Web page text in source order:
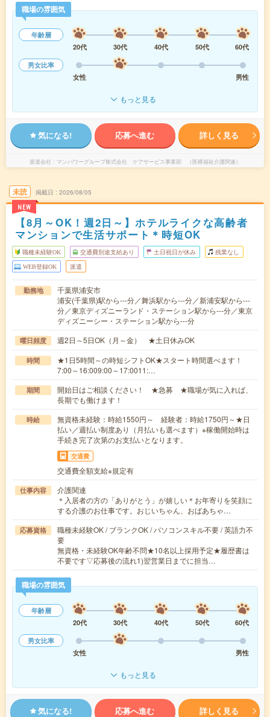
職場の雰囲気
年齢層
20代
30代 40代 50代
60代
男女比率
女性
男性
もっと見る
気になる! 応募へ進む 詳しく見る
派遣会社 マンパワーグループ株式会社 ケアサービス事業部 （医療福祉介護関連）
未読
NEW
掲載日 2026/08/05
【8月～OK！週2日～】ホテルライクな高齢者
マンションで生活サポート＊時短OK
職種未経験OK 交通費別途支給あり 土日祝日が休み 残業なし
WEB登録OK 派遣
勤務地
千葉県浦安市
浦安(千葉県)駅から---分／舞浜駅から---分／新浦安駅から---
分／東京ディズニーランド・ステーション駅から---分／東京
ディズニーシー・ステーション駅から---分
曜日頻度 週2日～5日OK（月～金） ★土日休みOK
時間
★1日5時間～の時短シフトOK★スタート時間選べます！
7:00～16:009:00～17:0011:…
期間
開始日はご相談ください！ ★急募 ★職場が気に入れば、
長期でも働けます！
時給
無資格未経験：時給1550円～ 経験者：時給1750円～★日
払い／週払い制度あり（月払いも選べます）※稼働開始時は
手続き完了次第のお支払いとなります。
交通費
交通費全額支給※規定有
仕事内容
介護関連
＊入居者の方の「ありがとう」が嬉しい＊お年寄りを笑顔に
する介護のお仕事です。おじいちゃん、おばあちゃ…
応募資格
職種未経験OK / ブランクOK / パソコンスキル不要 / 英語力不
要
無資格・未経験OK年齢不問★10名以上採用予定★履歴書は
不要です▽応募後の流れ1)翌営業日までに担当…
職場の雰囲気
年齢層
20代
30代 40代 50代
60代
男女比率
女性
男性
もっと見る
気になる! 応募へ進む 詳しく見る